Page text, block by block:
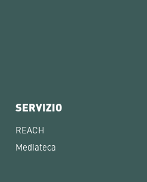
SERVIZIO
REACH
Mediateca